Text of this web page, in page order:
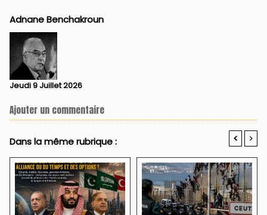
Adnane Benchakroun
Jeudi 9 Juillet 2026
Ajouter un commentaire
Dans la même rubrique : < >